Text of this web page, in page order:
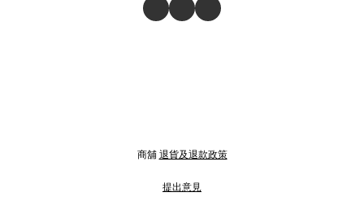
商舖 退貨及退款政策
提出意見